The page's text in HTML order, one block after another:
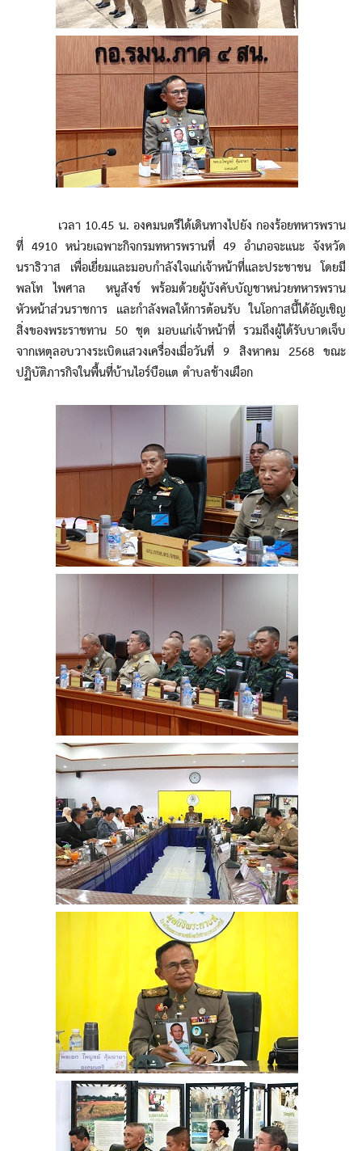
เวลา 10.45 น. องคมนตรีได้เดินทางไปยัง กองร้อยทหารพราน
ที่ 4910 หน่วยเฉพาะกิจกรมทหารพรานที่ 49 อำเภอจะแนะ จังหวัด
นราธิวาส เพื่อเยี่ยมและมอบกำลังใจแก่เจ้าหน้าที่และประชาชน โดยมี
พลโท ไพศาล หนูสังข์ พร้อมด้วยผู้บังคับบัญชาหน่วยทหารพราน
หัวหน้าส่วนราชการ และกำลังพลให้การต้อนรับ ในโอกาสนี้ได้อัญเชิญ
สิ่งของพระราชทาน 50 ชุด มอบแก่เจ้าหน้าที่ รวมถึงผู้ได้รับบาดเจ็บ
จากเหตุลอบวางระเบิดแสวงเครื่องเมื่อวันที่ 9 สิงหาคม 2568 ขณะ
ปฏิบัติภารกิจในพื้นที่บ้านไอร์บือแต ตำบลช้างเผือก